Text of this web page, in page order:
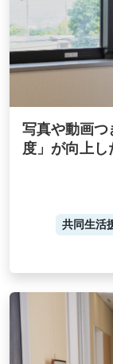
写真や動画つ
度」が向上し
共同生活